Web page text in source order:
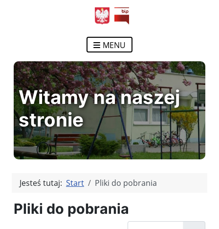
MENU
Witamy na naszej
stronie
Jesteś tutaj: Start Pliki do pobrania
Pliki do pobrania